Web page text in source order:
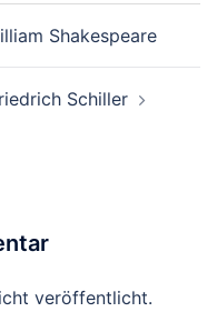
Shakespeare
Schiller
veröffentlicht.